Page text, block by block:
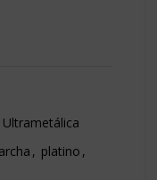
Ultrametálica
, platino ,